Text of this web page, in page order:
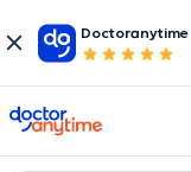
Doctoranytime
doctoranytime